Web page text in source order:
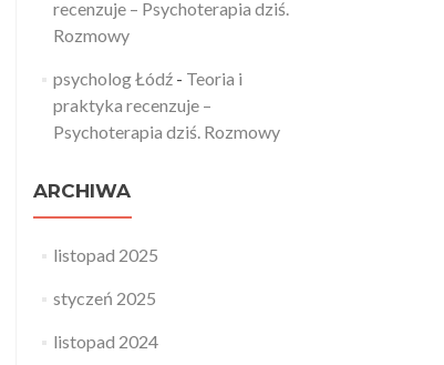
recenzuje – Psychoterapia dziś.
Rozmowy
psycholog Łódź- Teoria i
praktyka recenzuje –
Psychoterapia dziś. Rozmowy
ARCHIWA
listopad 2025
styczeń 2025
listopad 2024